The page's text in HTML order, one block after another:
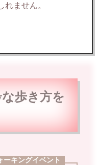
ません。
歩き方を
キングイベント